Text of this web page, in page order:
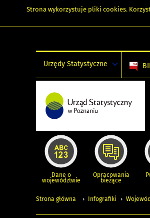
Strona wykorzystuje pliki cookies.
Urzędy Statystyczne
Dane o
województwie
Opracowania
bieżące
Strona główna Infografiki